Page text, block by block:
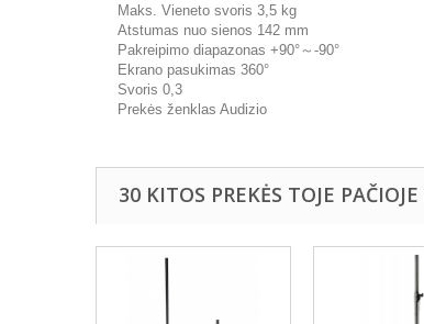
Maks. Vieneto svoris 3,5 kg
Atstumas nuo sienos 142 mm
Pakreipimo diapazonas +90°～-90°
Ekrano pasukimas 360°
Svoris 0,3
Prekės ženklas Audizio
30 KITOS PREKĖS TOJE